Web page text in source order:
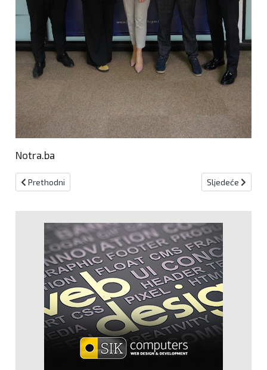
Notra.ba
Prethodni članak: Pljuskovi registrirani širom zemlje, temperatura
Prethodni Sljedeći
Sljedeće